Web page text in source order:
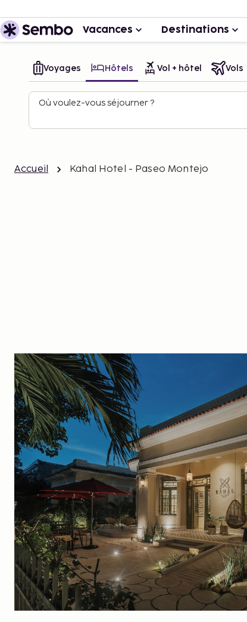
Vacances Destinations
Voyages Hôtels Vol + hôtel Vols
Où voulez-vous séjourner ?
Accueil Kahal Hotel - Paseo Montejo